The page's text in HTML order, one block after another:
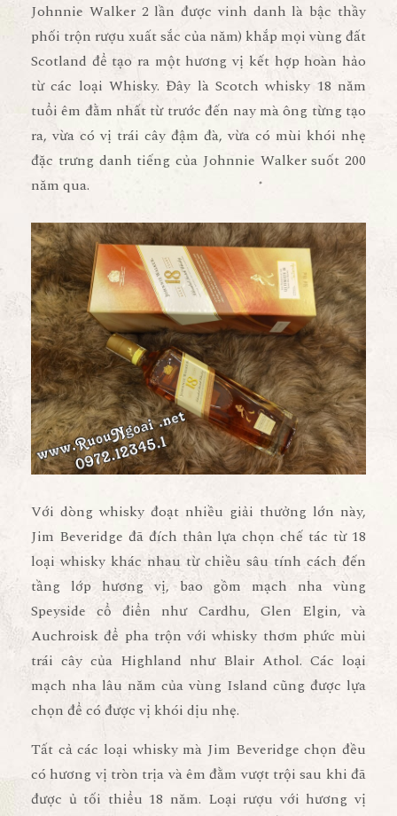
Johnnie Walker 2 lần được vinh danh là bậc thầy
phối trộn rượu xuất sắc của năm) khắp mọi vùng đất
Scotland để tạo ra một hương vị kết hợp hoàn hảo
từ các loại Whisky. Đây là Scotch whisky 18 năm
tuổi êm đằm nhất từ trước đến nay mà ông từng tạo
ra, vừa có vị trái cây đậm đà, vừa có mùi khói nhẹ
đặc trưng danh tiếng của Johnnie Walker suốt 200
năm qua.
Với dòng whisky đoạt nhiều giải thưởng lớn này,
Jim Beveridge đã đích thân lựa chọn chế tác từ 18
loại whisky khác nhau từ chiều sâu tính cách đến
tầng lớp hương vị, bao gồm mạch nha vùng
Speyside cổ điển như Cardhu, Glen Elgin, và
Auchroisk để pha trộn với whisky thơm phức mùi
trái cây của Highland như Blair Athol. Các loại
mạch nha lâu năm của vùng Island cũng được lựa
chọn để có được vị khói dịu nhẹ.
Tất cả các loại whisky mà Jim Beveridge chọn đều
có hương vị tròn trịa và êm đằm vượt trội sau khi đã
được ủ tối thiểu 18 năm. Loại rượu với hương vị